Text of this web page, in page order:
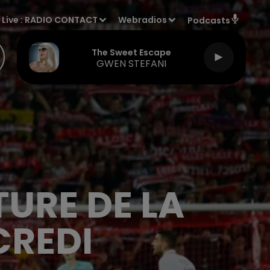
Live :RADIO CONTACT Webradios Podcasts
The Sweet Escape
GWEN STEFANI
DE LA